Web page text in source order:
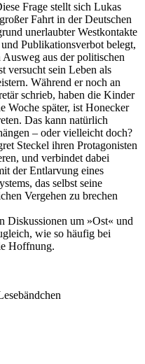
Frage stellt sich Lukas
Fahrt in der Deutschen
unerlaubter Westkontakte
Publikationsverbot belegt,
aus der politischen
versucht sein Leben als
Während er noch an
schrieb, haben die Kinder
Woche später, ist Honecker
Das kann natürlich
– oder vielleicht doch?
Steckel ihren Protagonisten
und verbindet dabei
der Entlarvung eines
das selbst seine
Vergehen zu brechen
Diskussionen um »Ost« und
wie so häufig bei
Hoffnung.